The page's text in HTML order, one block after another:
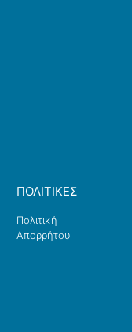
ΠΟΛΙΤΙΚΕΣ
Πολιτική
Απορρήτου